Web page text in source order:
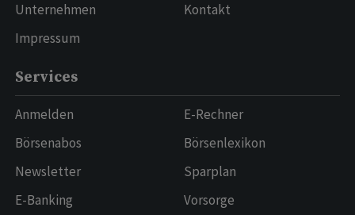
Unternehmen
Impressum
Kontakt
Services
Anmelden
Börsenabos
Newsletter
E-Banking
E-Rechner
Börsenlexikon
Sparplan
Vorsorge